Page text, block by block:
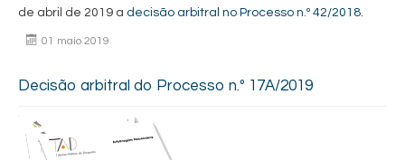
de abril de 2019 a decisão arbitral no Processo n.º 42/2018.
01 maio 2019
Decisão arbitral do Processo n.º 17A/2019